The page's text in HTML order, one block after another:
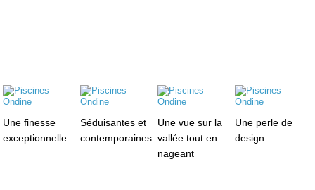
Une finesse
exceptionnelle
Séduisantes et
contemporaines
Une vue sur la
vallée tout en
nageant
Une perle de
design